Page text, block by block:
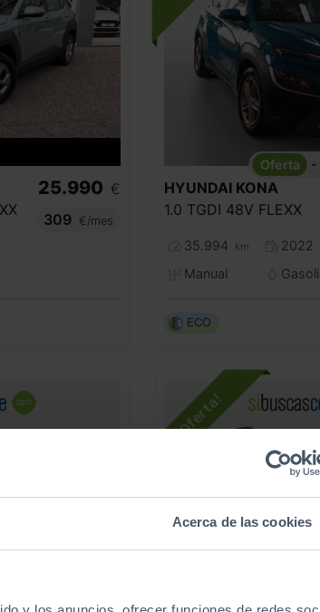
Acerca de las cookies
25.990 €
309
€/mes
-
HYUNDAI KONA
1.0 TGDI 48V FLEXX
35.994 km
2022
Manual
ECO
-